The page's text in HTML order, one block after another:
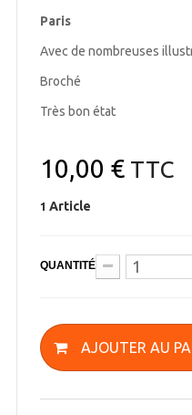
Paris
Avec de nombreuses
Broché
Très bon état
10,00 €TTC
1 Article
QUANTITÉ
AJOUTER AU